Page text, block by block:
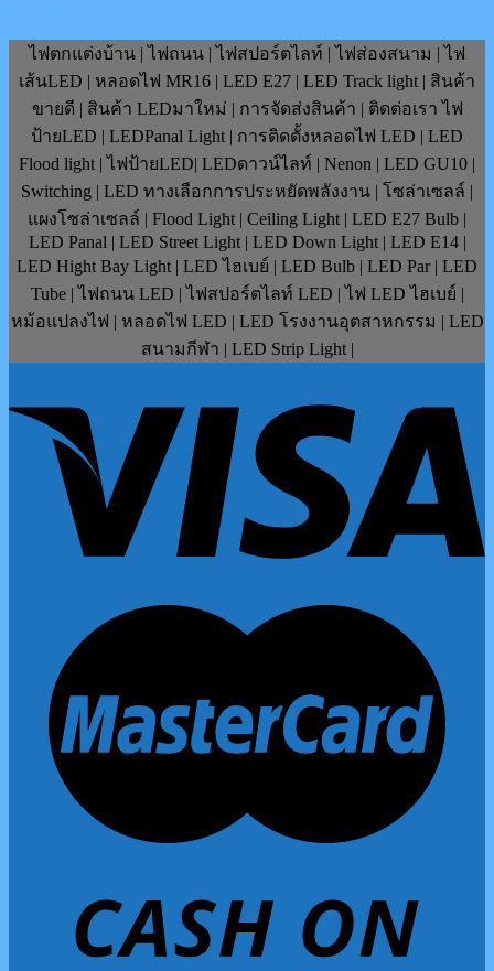
ไฟตกแต่งบ้าน | ไฟถนน | ไฟสปอร์ตไลท์ | ไฟส่องสนาม | ไฟ
เส้นLED | หลอดไฟ MR16 | LED E27 | LED Track light | สินค้า
ขายดี | สินค้า LEDมาใหม่ | การจัดส่งสินค้า | ติดต่อเรา ไฟ
ป้ายLED | LEDPanal Light | การติดตั้งหลอดไฟ LED | LED
Flood light | ไฟป้ายLED| LEDดาวน์ไลท์ | Nenon | LED GU10 |
Switching | LED ทางเลือกการประหยัดพลังงาน | โซล่าเซลล์ |
แผงโซล่าเซลล์ | Flood Light | Ceiling Light | LED E27 Bulb |
LED Panal | LED Street Light | LED Down Light | LED E14 |
LED Hight Bay Light | LED ไฮเบย์ | LED Bulb | LED Par | LED
Tube | ไฟถนน LED | ไฟสปอร์ตไลท์ LED | ไฟ LED ไฮเบย์ |
หม้อแปลงไฟ | หลอดไฟ LED | LED โรงงานอุตสาหกรรม | LED
สนามกีฬา | LED Strip Light |